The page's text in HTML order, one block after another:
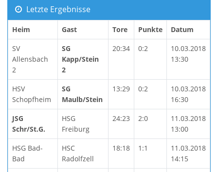
Letzte Ergebnisse
Heim Gast Tore Punkte Datum
SV
Allensbach
2
SG
Kapp/Stein
2
20:34 0:2
10.03.2018
13:30
HSV
Schopfheim
SG
Maulb/Stein
13:29 0:2
10.03.2018
16:30
JSG
Schr/St.G.
HSG
Freiburg
24:23 2:0
11.03.2018
13:00
HSG Bad-
Bad
HSC
Radolfzell
18:18 1:1
11.03.2018
14:15